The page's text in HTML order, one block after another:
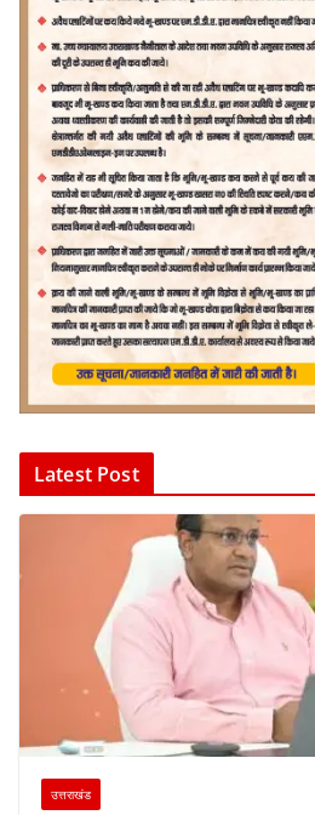
Latest Post
उत्तराखंड